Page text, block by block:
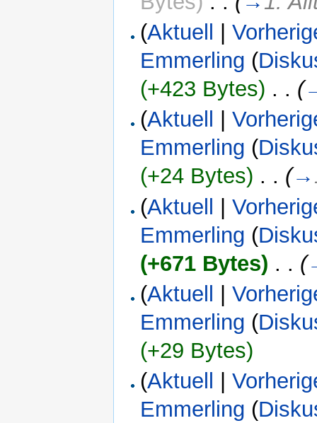
(Aktuell |
Emmerling (
(+423 Bytes) . . (
(Aktuell |
Emmerling (
(+24 Bytes) . . (→
(Aktuell |
Emmerling (
(+671 Bytes) . . (
(Aktuell |
Emmerling (
(+29 Bytes)
(Aktuell |
Emmerling (